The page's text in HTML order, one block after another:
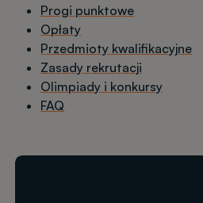
Progi punktowe
Opłaty
Przedmioty kwalifikacyjne
Zasady rekrutacji
Olimpiady i konkursy
FAQ